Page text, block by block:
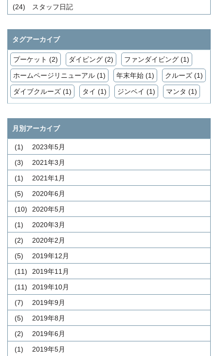
スタッフ日記
(24)
タグアーカイブ
プーケット (2) ダイビング (2) ファンダイビング (1)
ホームページリニューアル (1) 年末年始 (1) クルーズ (1)
ダイブクルーズ (1) タイ (1) ジンベイ (1) マンタ (1)
月別アーカイブ
2023年5月
(1)
2021年3月
(3)
2021年1月
(1)
2020年6月
(5)
2020年5月
(10)
2020年3月
(1)
2020年2月
(2)
2019年12月
(5)
2019年11月
(11)
2019年10月
(11)
2019年9月
(7)
2019年8月
(5)
2019年6月
(2)
2019年5月
(1)